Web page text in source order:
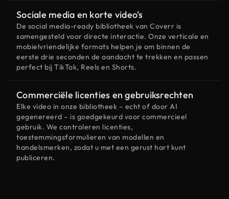
Sociale media en korte video's
De social media-ready bibliotheek van Coverr is
samengesteld voor directe interactie. Onze verticale en
mobielvriendelijke formats helpen je om binnen de
eerste drie seconden de aandacht te trekken en passen
perfect bij TikTok, Reels en Shorts.
Commerciële licenties en gebruiksrechten
Elke video in onze bibliotheek – echt of door AI
gegenereerd – is goedgekeurd voor commercieel
gebruik. We controleren licenties,
toestemmingsformulieren van modellen en
handelsmerken, zodat u met een gerust hart kunt
publiceren.